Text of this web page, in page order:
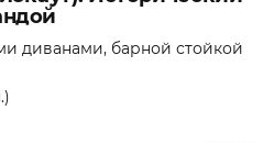
диванами, барной стойкой